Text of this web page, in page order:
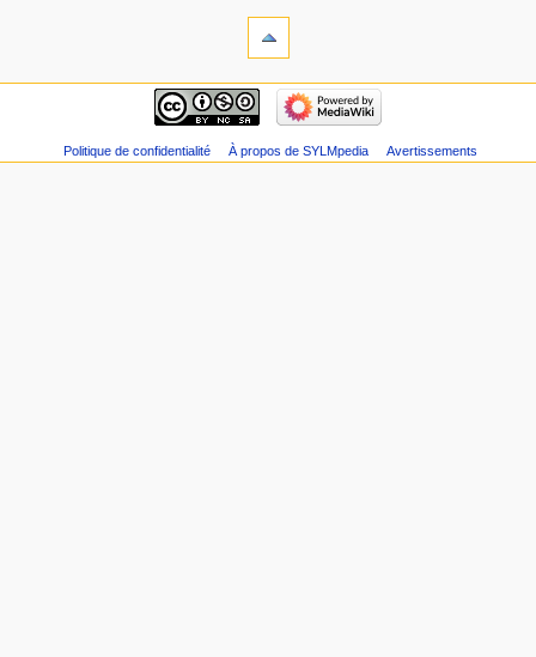
Politique de confidentialité À propos de SYLMpedia Avertissements